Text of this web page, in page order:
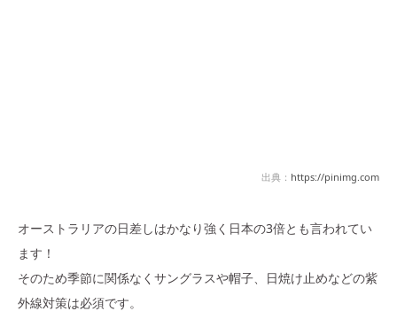
出典： https://pinimg.com
オーストラリアの日差しはかなり強く日本の3倍とも言われてい
ます！
そのため季節に関係なくサングラスや帽子、日焼け止めなどの紫
外線対策は必須です。